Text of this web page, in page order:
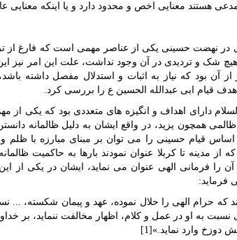
هستند معنایی اخص و محدود دارد و یا اینکه معنایی
نهضت حسینی یکی از عناصر مهمی است که فارغ از
شک و تردیدی در آن وجود نداشت، علت این امر نیز
آن بود که نیاز به اثبات و استدلال مفصل داشته
قیام ابی عبدالله الحسین ع را بررسی کرد.
دارای اهداف و انگیزه های متعددی بود که یکی از
همچون یزید، در واقع ایشان به دلیل ظالمانه
قیام حسینی را می توان بر مبنای مبارزه با ظلم و
مدینه تا کربلا عنوان نمودند بارها به حاکمیت
آن را فرمانی الهی عنوان می نماید، ایشان در یکی از
فرماید:
حرام الهی را حلال نموده، عهد و پیمان شکسته، ...
به او در عمل و کلام، اظهار مخالفت ننماید، بر
دوزخ وارد نماید.»[1]